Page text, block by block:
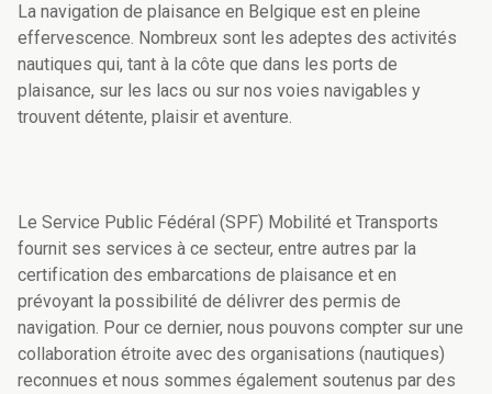
La navigation de plaisance en Belgique est en pleine
effervescence. Nombreux sont les adeptes des activités
nautiques qui, tant à la côte que dans les ports de
plaisance, sur les lacs ou sur nos voies navigables y
trouvent détente, plaisir et aventure.
Le Service Public Fédéral (SPF) Mobilité et Transports
fournit ses services à ce secteur, entre autres par la
certification des embarcations de plaisance et en
prévoyant la possibilité de délivrer des permis de
navigation. Pour ce dernier, nous pouvons compter sur une
collaboration étroite avec des organisations (nautiques)
reconnues et nous sommes également soutenus par des